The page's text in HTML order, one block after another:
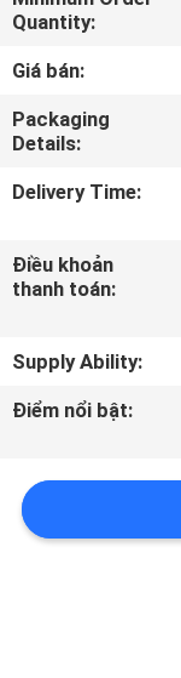
VỀ
TÔI
THAM
NHÀ
MÁY
KIỂM
SOÁT
Quantity:
Giá bán:
Packaging
Details:
Delivery Time:
Điều khoản
thanh toán:
Supply Ability:
Điểm nổi bật: